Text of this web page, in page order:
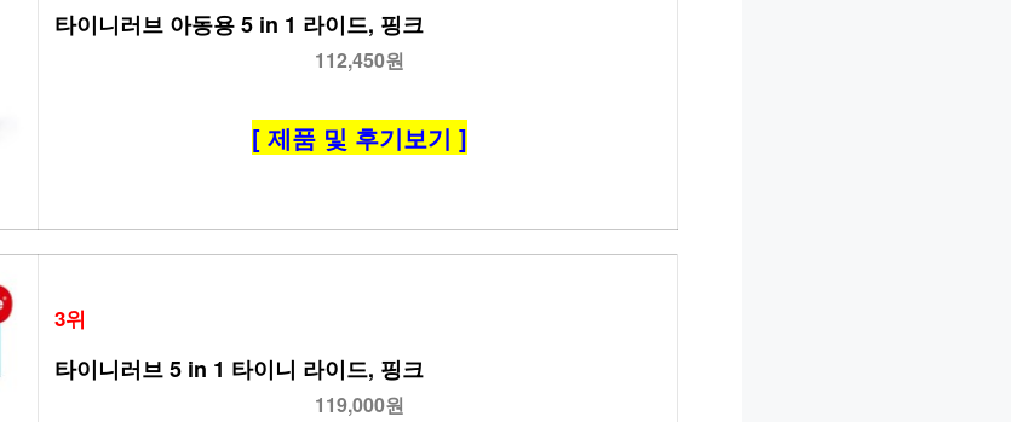
타이니러브 아동용 5 in 1 라이드, 핑크
112,450원
[ 제품 및 후기보기 ]
3위
타이니러브 5 in 1 타이니 라이드, 핑크
119,000원